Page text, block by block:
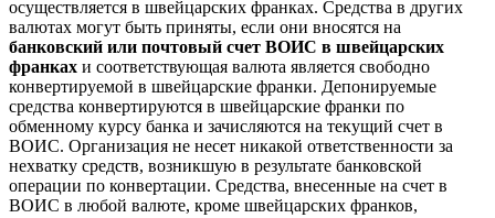
осуществляется в швейцарских франках. Средства в других
валютах могут быть приняты, если они вносятся на
банковский или почтовый счет ВОИС в швейцарских
франках и соответствующая валюта является свободно
конвертируемой в швейцарские франки. Депонируемые
средства конвертируются в швейцарские франки по
обменному курсу банка и зачисляются на текущий счет в
ВОИС. Организация не несет никакой ответственности за
нехватку средств, возникшую в результате банковской
операции по конвертации. Средства, внесенные на счет в
ВОИС в любой валюте, кроме швейцарских франков,